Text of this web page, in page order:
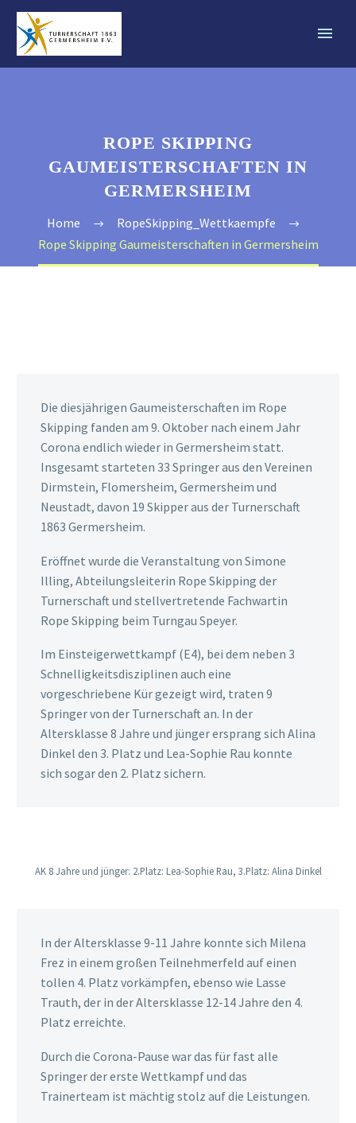
ROPE SKIPPING
GAUMEISTERSCHAFTEN IN
GERMERSHEIM
Home
RopeSkipping_Wettkaempfe
Rope Skipping Gaumeisterschaften in Germersheim
Die diesjährigen Gaumeisterschaften im Rope
Skipping fanden am 9. Oktober nach einem Jahr
Corona endlich wieder in Germersheim statt.
Insgesamt starteten 33 Springer aus den Vereinen
Dirmstein, Flomersheim, Germersheim und
Neustadt, davon 19 Skipper aus der Turnerschaft
1863 Germersheim.
Eröffnet wurde die Veranstaltung von Simone
Illing, Abteilungsleiterin Rope Skipping der
Turnerschaft und stellvertretende Fachwartin
Rope Skipping beim Turngau Speyer.
Im Einsteigerwettkampf (E4), bei dem neben 3
Schnelligkeitsdisziplinen auch eine
vorgeschriebene Kür gezeigt wird, traten 9
Springer von der Turnerschaft an. In der
Altersklasse 8 Jahre und jünger ersprang sich Alina
Dinkel den 3. Platz und Lea-Sophie Rau konnte
sich sogar den 2. Platz sichern.
AK 8 Jahre und jünger: 2.Platz: Lea-Sophie Rau, 3.Platz: Alina Dinkel
In der Altersklasse 9-11 Jahre konnte sich Milena
Frez in einem großen Teilnehmerfeld auf einen
tollen 4. Platz vorkämpfen, ebenso wie Lasse
Trauth, der in der Altersklasse 12-14 Jahre den 4.
Platz erreichte.
Durch die Corona-Pause war das für fast alle
Springer der erste Wettkampf und das
Trainerteam ist mächtig stolz auf die Leistungen.